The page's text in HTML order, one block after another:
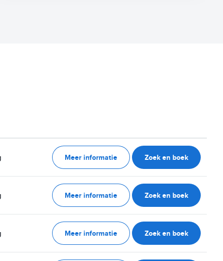
Meer informatie Zoek en boek
Meer informatie Zoek en boek
Meer informatie Zoek en boek